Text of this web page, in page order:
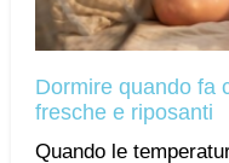
Dormire quando fa
fresche e riposanti
Quando le